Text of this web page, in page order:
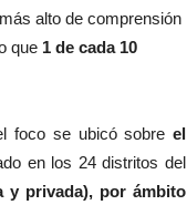
alto de comprensión
que 1 de cada 10
foco se ubicó sobre el
en los 24 distritos del
y privada), por ámbito